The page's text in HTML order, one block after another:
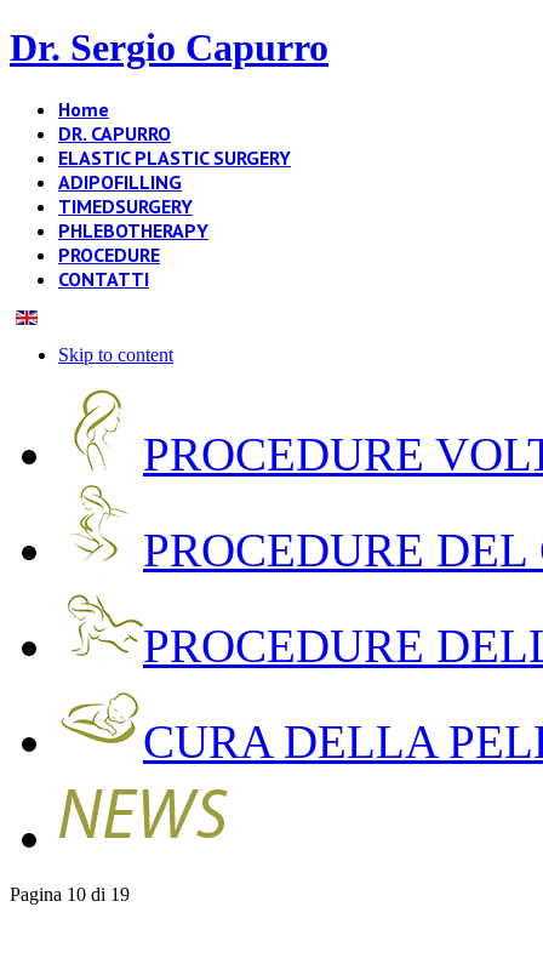
Dr. Sergio Capurro
Home
DR. CAPURRO
ELASTIC PLASTIC SURGERY
ADIPOFILLING
TIMEDSURGERY
PHLEBOTHERAPY
PROCEDURE
CONTATTI
Skip to content
PROCEDURE
PROCEDURE DEL
PROCEDURE
CURA DELLA
Pagina 10 di 19